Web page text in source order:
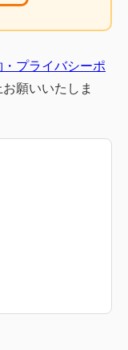
プライバシーポ
願いいたしま